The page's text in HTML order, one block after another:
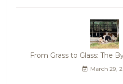
From Grass to Glass: The
March 29,